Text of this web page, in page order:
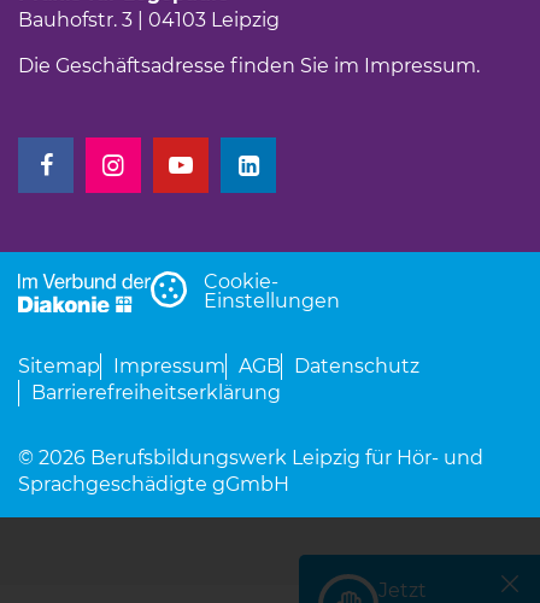
Jetzt
Bauhofstr. 3 | 04103 Leipzig
Die Geschäftsadresse finden Sie im Impressum(Link
.
(Link öffnet einen neuen Tab)
(Link öffnet einen neuen Tab)
(Link öffnet einen neuen Tab)
(Link öffnet einen neuen Tab)
Cookie-
Einstellungen
Sitemap Impressum AGB
Datenschutz
Barrierefreiheitserklärung
© 2026 Berufsbildungswerk Leipzig für Hör- und
Sprachgeschädigte gGmbH